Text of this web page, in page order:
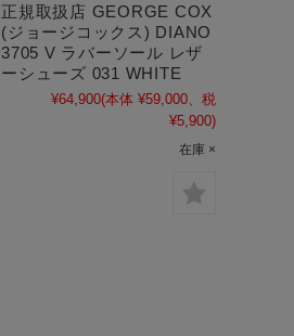
正規取扱店 GEORGE COX
(ジョージコックス) DIANO
3705 V ラバーソール レザ
ーシューズ 031 WHITE
¥64,900(本体 ¥59,000、税
¥5,900)
在庫 ×